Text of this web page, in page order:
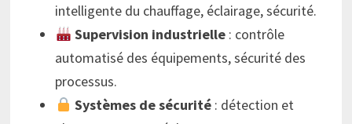
intelligente du chauffage, éclairage, sécurité.
Supervision industrielle: contrôle
automatisé des équipements, sécurité des
processus.
Systèmes de sécurité: détection et